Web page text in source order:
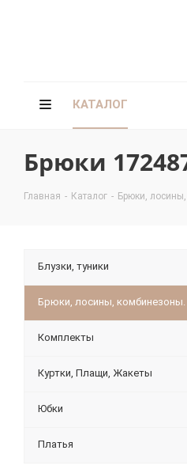
КАТАЛОГ
Брюки
Главная - Каталог - Брюки,
Блузки, туники
Брюки, лосины, комбинезоны.
Комплекты
Куртки, Плащи, Жакеты
Юбки
Платья